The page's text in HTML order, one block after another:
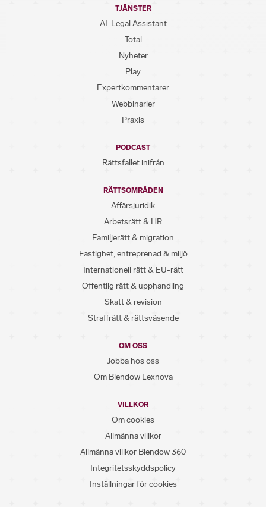
TJÄNSTER
AI-Legal Assistant
Total
Nyheter
Play
Expertkommentarer
Webbinarier
Praxis
PODCAST
Rättsfallet inifrån
RÄTTSOMRÅDEN
Affärsjuridik
Arbetsrätt & HR
Familjerätt & migration
Fastighet, entreprenad & miljö
Internationell rätt & EU-rätt
Offentlig rätt & upphandling
Skatt & revision
Straffrätt & rättsväsende
OM OSS
Jobba hos oss
Om Blendow Lexnova
VILLKOR
Om cookies
Allmänna villkor
Allmänna villkor Blendow 360
Integritetsskyddspolicy
Inställningar för cookies